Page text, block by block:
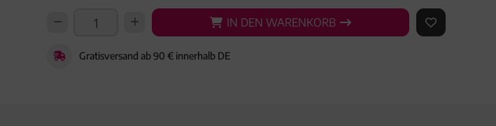
IN DEN WARENKORB
IN DEN WARENKORB AUF DEN
Gratisversand ab 90 € innerhalb DE